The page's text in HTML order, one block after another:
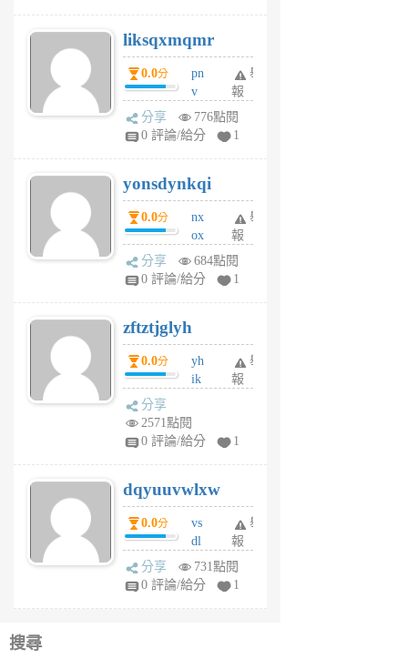
6
個
月
前
liksqxmqmr
0.0分
pn
v
wt
sv
6
個
月
前
舉
報
分享
776點閱
0 評論/給分
1
yonsdynkqi
0.0分
nx
ox
rh
pe
月
前
舉
報
分享
684點閱
0 評論/給分
1
zftztjglyh
0.0分
yh
ik
tu
6
個
月
前
舉
報
分享
2571點閱
0 評論/給分
1
dqyuuvwlxw
0.0分
vs
dl
sq
fy
舉
報
分享
731點閱
0 評論/給分
1
搜尋